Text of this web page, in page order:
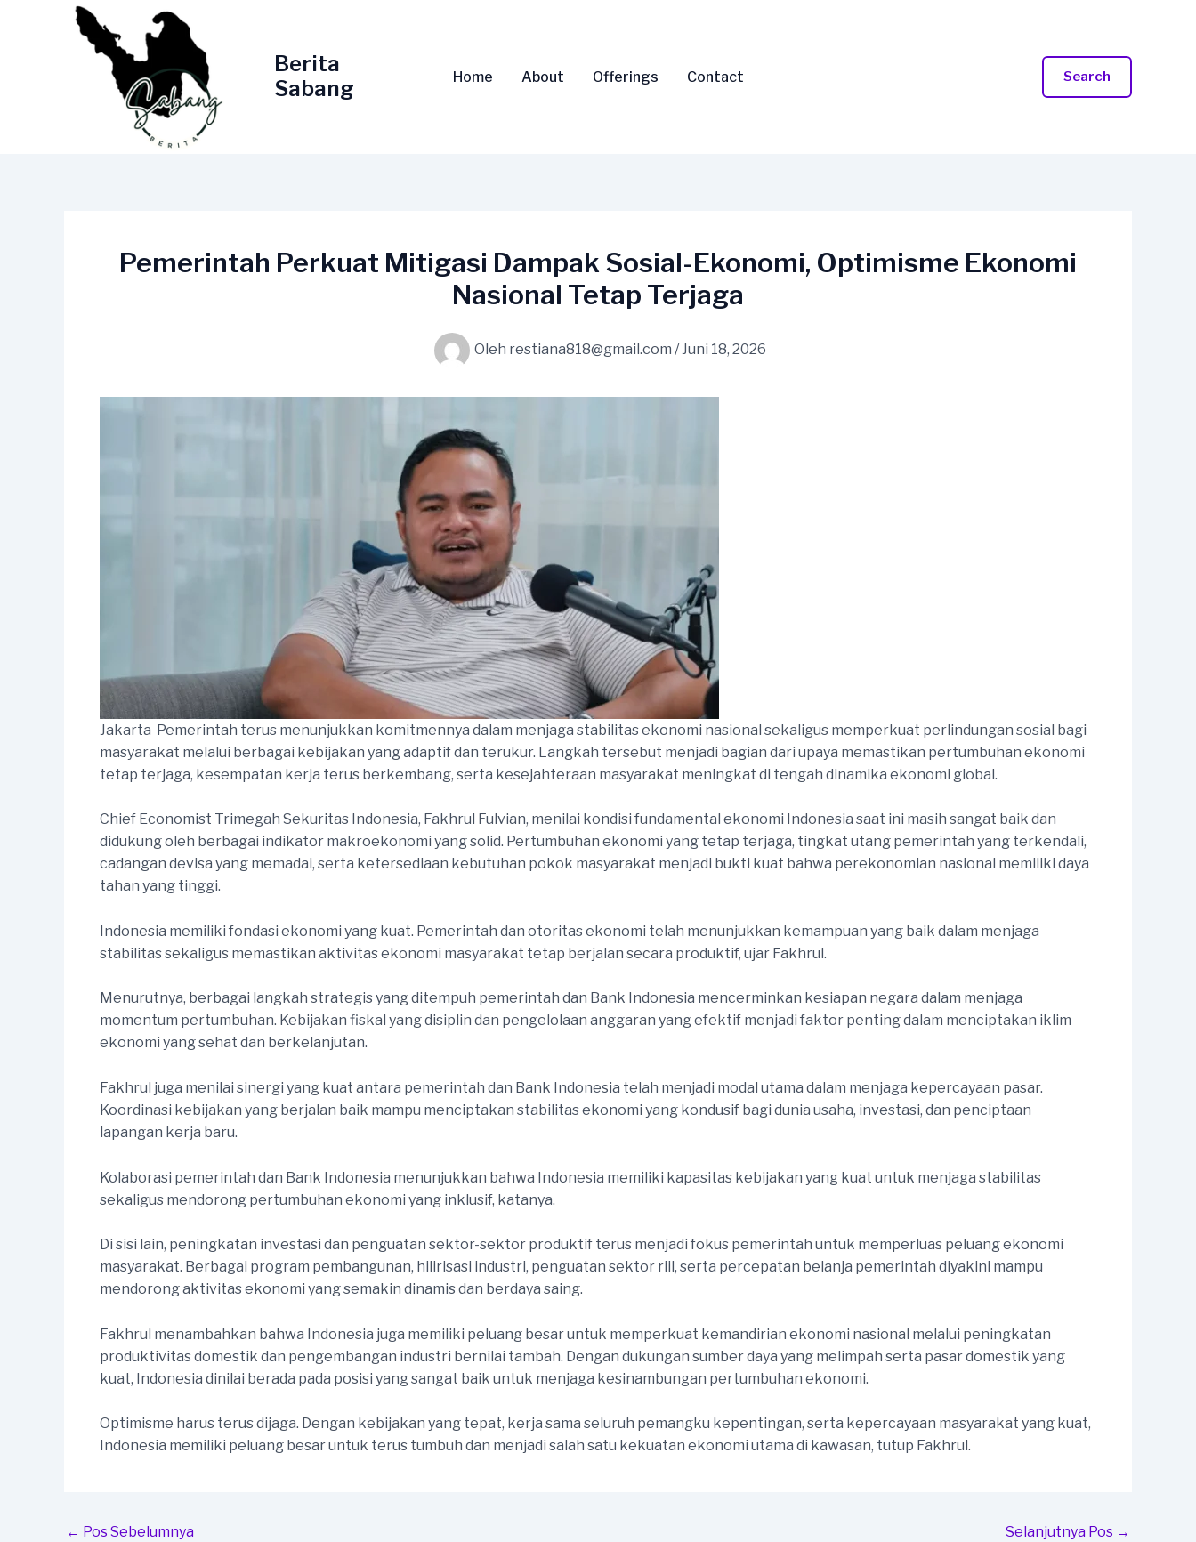
Berita
Sabang
Home About Offerings Contact Search
Pemerintah Perkuat Mitigasi Dampak Sosial-Ekonomi, Optimisme Ekonomi
Nasional Tetap Terjaga
Oleh restiana818@gmail.com /Juni 18, 2026
Jakarta  Pemerintah terus menunjukkan komitmennya dalam menjaga stabilitas ekonomi nasional sekaligus memperkuat perlindungan sosial bagi
masyarakat melalui berbagai kebijakan yang adaptif dan terukur. Langkah tersebut menjadi bagian dari upaya memastikan pertumbuhan ekonomi
tetap terjaga, kesempatan kerja terus berkembang, serta kesejahteraan masyarakat meningkat di tengah dinamika ekonomi global.
Chief Economist Trimegah Sekuritas Indonesia, Fakhrul Fulvian, menilai kondisi fundamental ekonomi Indonesia saat ini masih sangat baik dan
didukung oleh berbagai indikator makroekonomi yang solid. Pertumbuhan ekonomi yang tetap terjaga, tingkat utang pemerintah yang terkendali,
cadangan devisa yang memadai, serta ketersediaan kebutuhan pokok masyarakat menjadi bukti kuat bahwa perekonomian nasional memiliki daya
tahan yang tinggi.
Indonesia memiliki fondasi ekonomi yang kuat. Pemerintah dan otoritas ekonomi telah menunjukkan kemampuan yang baik dalam menjaga
stabilitas sekaligus memastikan aktivitas ekonomi masyarakat tetap berjalan secara produktif, ujar Fakhrul.
Menurutnya, berbagai langkah strategis yang ditempuh pemerintah dan Bank Indonesia mencerminkan kesiapan negara dalam menjaga
momentum pertumbuhan. Kebijakan fiskal yang disiplin dan pengelolaan anggaran yang efektif menjadi faktor penting dalam menciptakan iklim
ekonomi yang sehat dan berkelanjutan.
Fakhrul juga menilai sinergi yang kuat antara pemerintah dan Bank Indonesia telah menjadi modal utama dalam menjaga kepercayaan pasar.
Koordinasi kebijakan yang berjalan baik mampu menciptakan stabilitas ekonomi yang kondusif bagi dunia usaha, investasi, dan penciptaan
lapangan kerja baru.
Kolaborasi pemerintah dan Bank Indonesia menunjukkan bahwa Indonesia memiliki kapasitas kebijakan yang kuat untuk menjaga stabilitas
sekaligus mendorong pertumbuhan ekonomi yang inklusif, katanya.
Di sisi lain, peningkatan investasi dan penguatan sektor-sektor produktif terus menjadi fokus pemerintah untuk memperluas peluang ekonomi
masyarakat. Berbagai program pembangunan, hilirisasi industri, penguatan sektor riil, serta percepatan belanja pemerintah diyakini mampu
mendorong aktivitas ekonomi yang semakin dinamis dan berdaya saing.
Fakhrul menambahkan bahwa Indonesia juga memiliki peluang besar untuk memperkuat kemandirian ekonomi nasional melalui peningkatan
produktivitas domestik dan pengembangan industri bernilai tambah. Dengan dukungan sumber daya yang melimpah serta pasar domestik yang
kuat, Indonesia dinilai berada pada posisi yang sangat baik untuk menjaga kesinambungan pertumbuhan ekonomi.
Optimisme harus terus dijaga. Dengan kebijakan yang tepat, kerja sama seluruh pemangku kepentingan, serta kepercayaan masyarakat yang kuat,
Indonesia memiliki peluang besar untuk terus tumbuh dan menjadi salah satu kekuatan ekonomi utama di kawasan, tutup Fakhrul.
Post
← Pos Sebelumnya Selanjutnya Pos →